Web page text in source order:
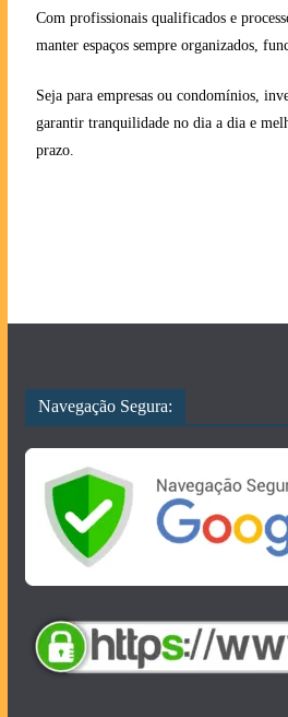
Com profissionais qualificados e
manter espaços sempre organizados,
Seja para empresas ou condomínios,
garantir tranquilidade no dia a dia e
prazo.
Navegação Segura: